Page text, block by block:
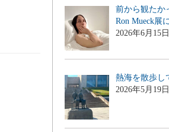
前から観たか
Ron Mueck展
2026年6月15日
熱海を散歩し
2026年5月19日